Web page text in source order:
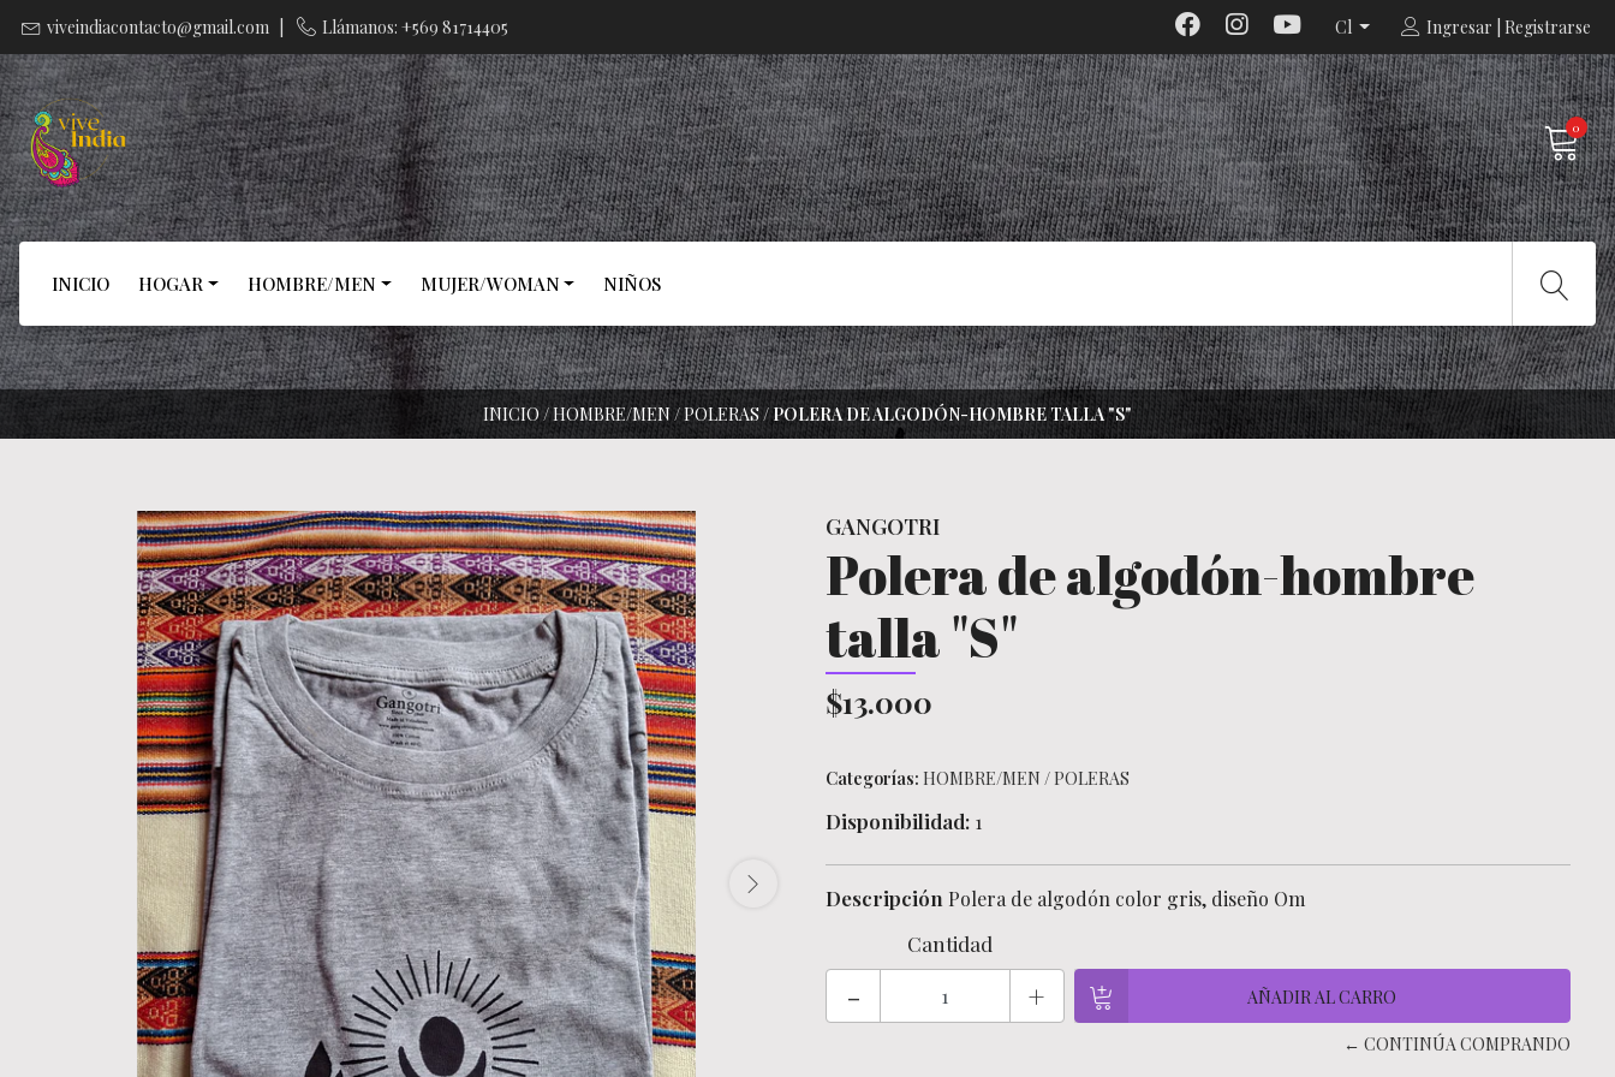
viveindiacontacto@gmail.com Llámanos: +569 81714405 Cl Ingresar | Registrarse
0
INICIO HOGAR HOMBRE/MEN MUJER/WOMAN NIÑOS
INICIO/HOMBRE/MEN/POLERAS/ POLERA DE ALGODÓN-HOMBRE TALLA "S"
GANGOTRI
Polera de algodón-hombre
talla "S"
$13.000
Categorías: HOMBRE/MEN / POLERAS
Disponibilidad: 1
Descripción Polera de algodón color gris, diseño Om
Cantidad
- +
← CONTINÚA COMPRANDO